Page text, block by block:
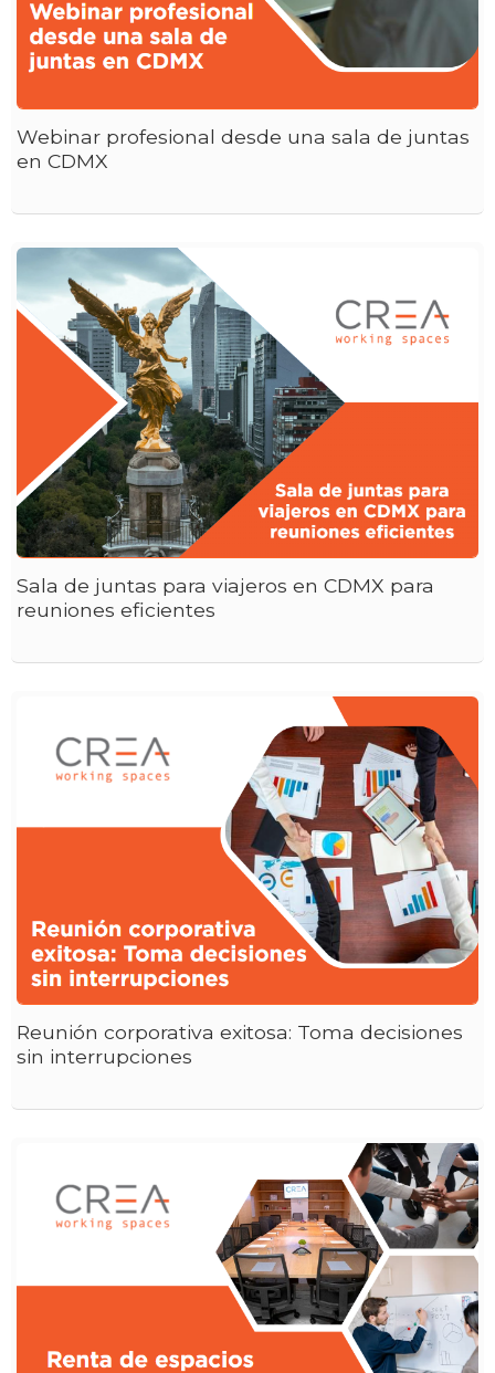
Webinar profesional desde una sala de juntas
en CDMX
Sala de juntas para viajeros en CDMX para
reuniones eficientes
Reunión corporativa exitosa: Toma decisiones
sin interrupciones